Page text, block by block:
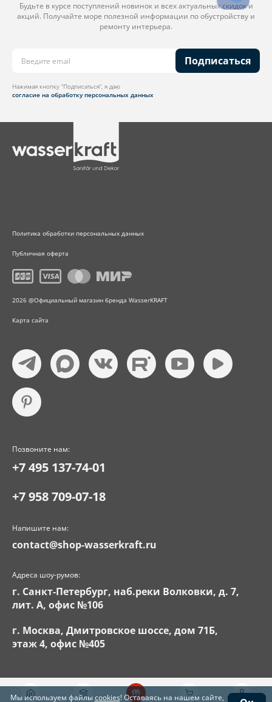
Будьте в курсе поступлений новинок и всех актуальных скидок и
акций. Получайте море полезной информации по обустройству и
ремонту интерьера.
Подписаться
Нажимая кнопку “Подписаться”, я даю
согласие на обработку персональных данных
Политика обработки персональных данных
Публичная оферта
2026 @Официальный магазин бренда WasserKRAFT
Карта сайта
Позвоните нам:
+7 495 137-74-01
+7 958 709-07-18
Напишите нам:
contact@shop-wasserkraft.ru
Адреса шоу-румов:
г. Санкт-Петербург, наб.реки Волковки, д. 7,
лит. А, офис №106
г. Москва, Дмитровское шоссе, дом 71Б,
этаж 4, офис №405
Мы используем файлыcookies! Оставаясь на нашем сайте,